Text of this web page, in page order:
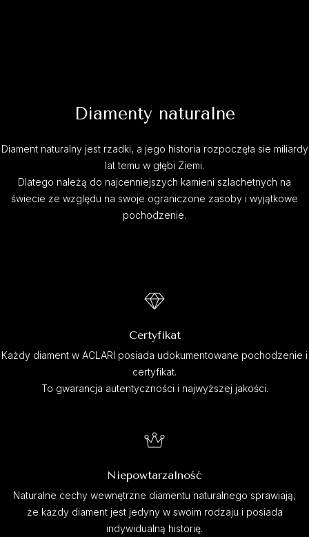
Diamenty naturalne
Diament naturalny jest rzadki, a jego historia rozpoczęła sie miliardy
lat temu w głębi Ziemi.
Dlatego należą do najcenniejszych kamieni szlachetnych na
świecie ze względu na swoje ograniczone zasoby i wyjątkowe
pochodzenie.
Certyfikat
Każdy diament w ACLARI posiada udokumentowane pochodzenie i
certyfikat.
To gwarancja autentyczności i najwyższej jakości.
Niepowtarzalność
Naturalne cechy wewnętrzne diamentu naturalnego sprawiają,
że każdy diament jest jedyny w swoim rodzaju i posiada
indywidualną historię.